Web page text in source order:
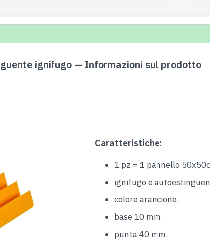
ignifugo — Informazioni sul prodotto
Caratteristiche:
1 pz = 1 pannello
ignifugo e
colore arancione.
base 10 mm.
punta 40 mm.